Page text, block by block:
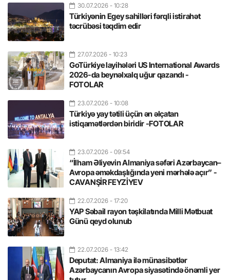
30.07.2026 - 10:28
Türkiyənin Egey sahilləri fərqli istirahət
təcrübəsi təqdim edir
27.07.2026 - 10:23
GoTürkiye layihələri US International Awards
2026-da beynəlxalq uğur qazandı -
FOTOLAR
23.07.2026 - 10:08
Türkiyə yay tətili üçün ən əlçatan
istiqamətlərdən biridir -FOTOLAR
23.07.2026 - 09:54
“İlham Əliyevin Almaniya səfəri Azərbaycan–
Avropa əməkdaşlığında yeni mərhələ açır” -
CAVANŞİR FEYZİYEV
22.07.2026 - 17:20
YAP Səbail rayon təşkilatında Milli Mətbuat
Günü qeyd olunub
22.07.2026 - 13:42
Deputat: Almaniya ilə münasibətlər
Azərbaycanın Avropa siyasətində önəmli yer